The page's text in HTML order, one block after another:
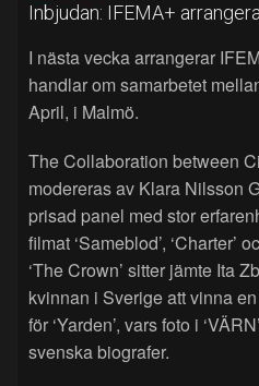
Inbjudan: IFEMA+
I nästa vecka arrangerar
handlar om samarbetet
April, i Malmö.
The Collaboration between
modereras av Klara Nilsson
prisad panel med stor
filmat ‘Sameblod’, ‘Charter’
‘The Crown’ sitter jämte Ita
kvinnan i Sverige att vinna
för ‘Yarden’, vars foto i
svenska biografer.